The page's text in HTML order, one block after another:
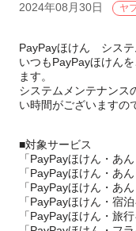
2024年08月30日 ヤ
PayPayほけん システ
いつもPayPayほけん
ます。
システムメンテナンス
い時間がございますの
■対象サービス
「PayPayほけん・あ
「PayPayほけん・あ
「PayPayほけん・あ
「PayPayほけん・宿
「PayPayほけん・旅